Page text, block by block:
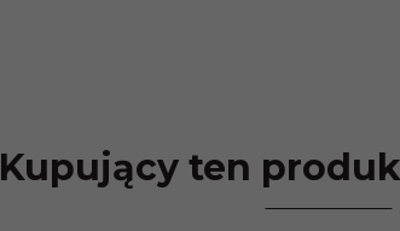
Kupujący ten